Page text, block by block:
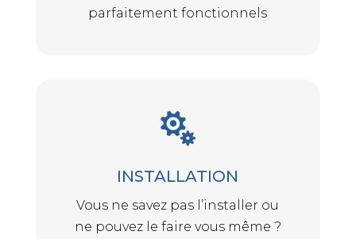
parfaitement fonctionnels

INSTALLATION
Vous ne savez pas l’installer ou
ne pouvez le faire vous même ?